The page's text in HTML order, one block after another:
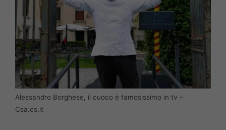
Alessandro Borghese, il cuoco è famosissimo in tv –
Csa.cs.it